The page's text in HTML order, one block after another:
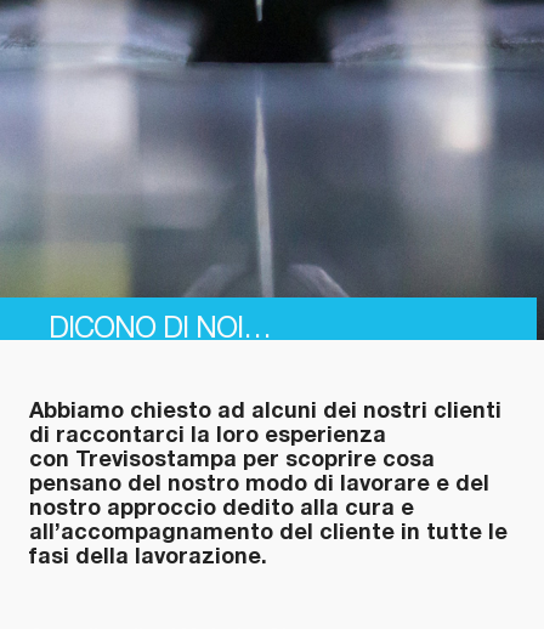
DICONO DI NOI…
Abbiamo chiesto ad alcuni dei nostri clienti
di raccontarci la loro esperienza
con Trevisostampa per scoprire cosa
pensano del nostro modo di lavorare e del
nostro approccio dedito alla cura e
all’accompagnamento del cliente in tutte le
fasi della lavorazione.